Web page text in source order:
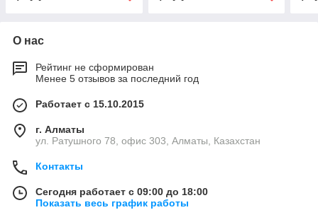
О нас
Рейтинг не сформирован
Менее 5 отзывов за последний год
Работает с 15.10.2015
г. Алматы
ул. Ратушного 78, офис 303, Алматы, Казахстан
Контакты
Сегодня работает с 09:00 до 18:00
Показать весь график работы